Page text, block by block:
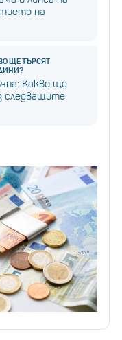
на
ЩЕ ТЪРСЯТ
Какво ще
следващите